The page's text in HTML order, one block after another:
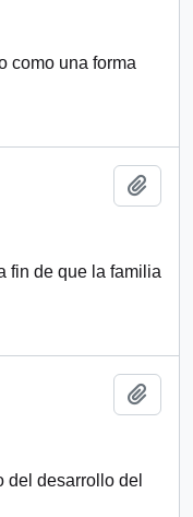
como una forma
fin de que la familia
del desarrollo del